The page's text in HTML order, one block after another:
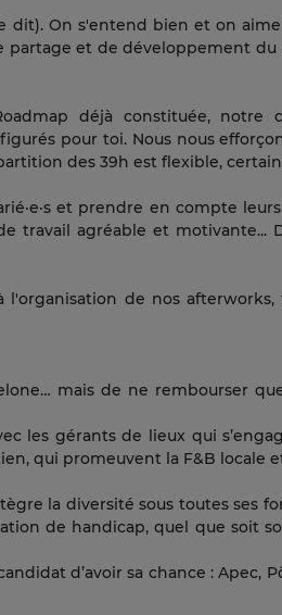
dit). On s'entend bien et on
partage et de développement
déjà constituée, notre
pour toi. Nous nous
des 39h est flexible,
et prendre en compte
agréable et motivante...
de nos afterworks,
mais de ne rembourser
les gérants de lieux qui
qui promeuvent la F&B locale
la diversité sous toutes ses
de handicap, quel que soit
d’avoir sa chance : Apec,